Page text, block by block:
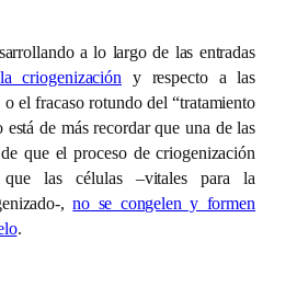
a lo largo de las entradas
criogenización y respecto a las
el fracaso rotundo del “tratamiento
de más recordar que una de las
que el proceso de criogenización
las células –vitales para la
,no se congelen y formen
.